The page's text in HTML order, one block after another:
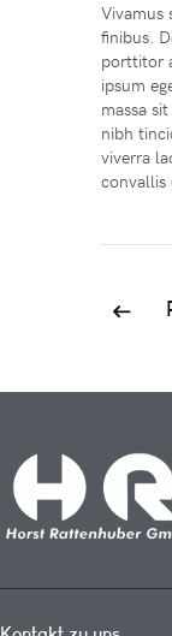
Vivamus
finibus.
porttitor
ipsum
massa
nibh
viverra
convallis